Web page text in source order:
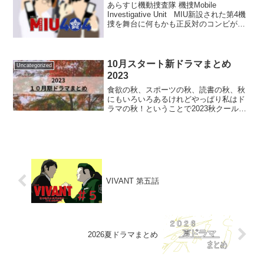
あらすじ機動捜査隊 機捜Mobile
Investigative Unit MIU新設された第4機
捜を舞台に何もかも正反対のコンビがい
Uncategorized
10月スタート新ドラマまとめ
2023
食欲の秋、スポーツの秋、読書の秋、秋
にもいろいろあるけれどやっぱり私はド
ラマの秋！ということで2023秋クールの
VIVANT 第五話
2026夏ドラマまとめ